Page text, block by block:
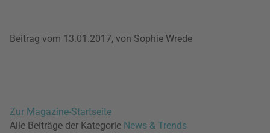
Beitrag vom 13.01.2017, von Sophie Wrede
Zur Magazine-Startseite
Alle Beiträge der Kategorie News & Trends